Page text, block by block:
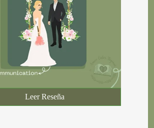
Leer Reseña